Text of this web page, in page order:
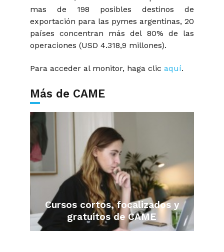
mas de 198 posibles destinos de
exportación para las pymes argentinas, 20
países concentran más del 80% de las
operaciones (USD 4.318,9 millones).
Para acceder al monitor, haga clic aquí.
Más de CAME
Cursos cortos, focalizados y
gratuitos de CAME